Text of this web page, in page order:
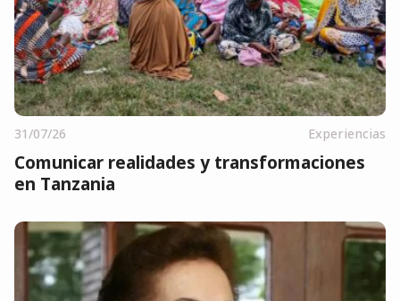
31/07/26 Experiencias
Comunicar realidades y transformaciones
en Tanzania